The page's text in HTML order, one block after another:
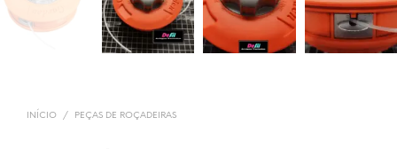
INÍCIO / PEÇAS DE ROÇADEIRAS